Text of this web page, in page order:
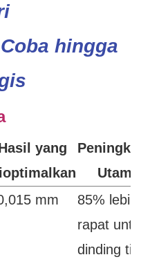
hingga
yang
Utama
mm
85% lebih
rapat
dinding